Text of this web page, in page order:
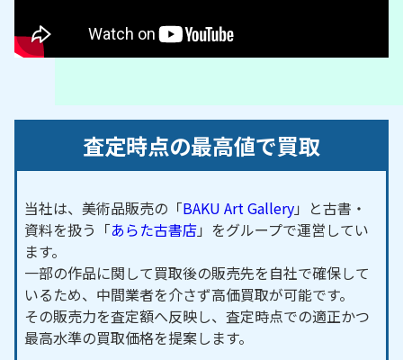
査定時点の最高値で買取
当社は、美術品販売の「BAKU Art Gallery」と古書・
資料を扱う「あらた古書店」をグループで運営してい
ます。
一部の作品に関して買取後の販売先を自社で確保して
いるため、中間業者を介さず高価買取が可能です。
その販売力を査定額へ反映し、査定時点での適正かつ
最高水準の買取価格を提案します。